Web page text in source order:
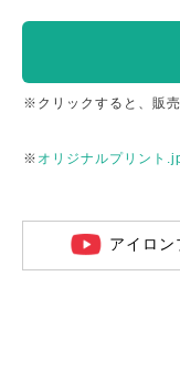
※クリックすると、販
※ オリジナルプリント
アイロ